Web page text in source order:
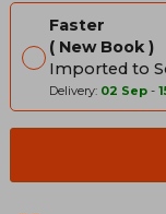
Faster
New Book
Imported to
Delivery: 02 Sep -